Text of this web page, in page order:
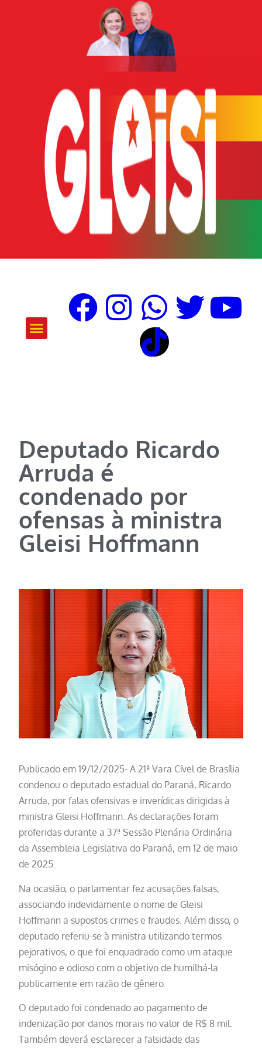
Deputado Ricardo
Arruda é
condenado por
ofensas à ministra
Gleisi Hoffmann
Publicado em 19/12/2025- A 21ª Vara Cível de Brasília
condenou o deputado estadual do Paraná, Ricardo
Arruda, por falas ofensivas e inverídicas dirigidas à
ministra Gleisi Hoffmann. As declarações foram
proferidas durante a 37ª Sessão Plenária Ordinária
da Assembleia Legislativa do Paraná, em 12 de maio
de 2025.
Na ocasião, o parlamentar fez acusações falsas,
associando indevidamente o nome de Gleisi
Hoffmann a supostos crimes e fraudes. Além disso, o
deputado referiu-se à ministra utilizando termos
pejorativos, o que foi enquadrado como um ataque
misógino e odioso com o objetivo de humilhá-la
publicamente em razão de gênero.
O deputado foi condenado ao pagamento de
indenização por danos morais no valor de R$ 8 mil.
Também deverá esclarecer a falsidade das